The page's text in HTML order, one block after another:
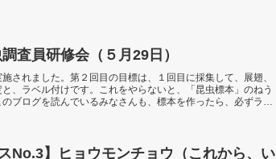
査員研修会（５月29日）
されました。第２回目の目標は、１回目に採集して、展翅、
、ラベル付けです。これをやらないと、「昆虫標本」のねう
ブログを読んでいるみなさんも、標本を作ったら、必ずラベ
No.3】ヒョウモンチョウ（これから、い